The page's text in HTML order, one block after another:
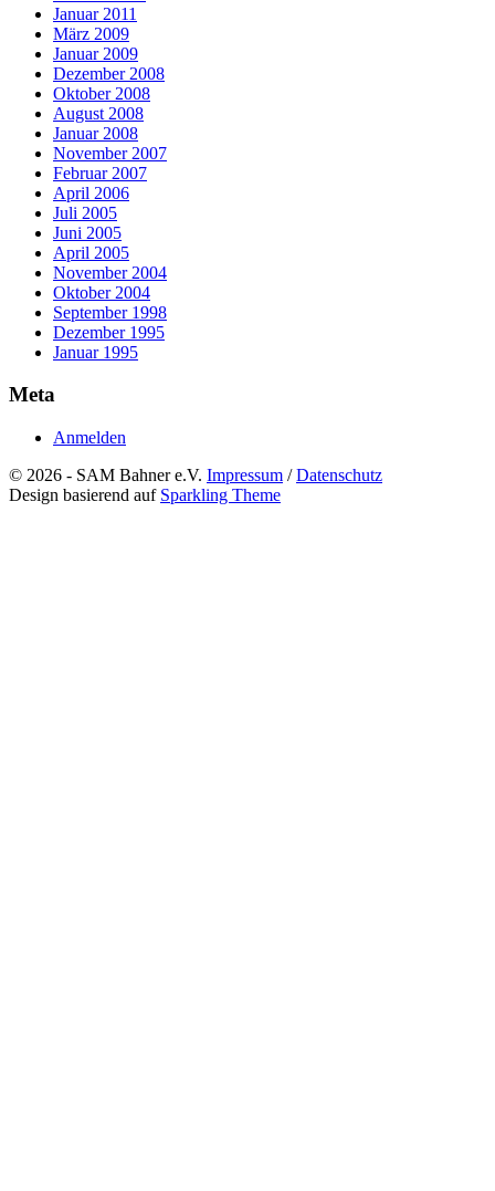
Januar 2011
März 2009
Januar 2009
Dezember 2008
Oktober 2008
August 2008
Januar 2008
November 2007
Februar 2007
April 2006
Juli 2005
Juni 2005
April 2005
November 2004
Oktober 2004
September 1998
Dezember 1995
Januar 1995
Meta
Anmelden
© 2026 - SAM Bahner e.V. Impressum /Datenschutz
Design basierend auf Sparkling Theme